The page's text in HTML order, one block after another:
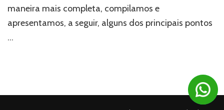
maneira mais completa, compilamos e
apresentamos, a seguir, alguns dos principais pontos
…